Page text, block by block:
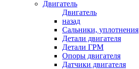
Двигатель
Двигатель
назад
Сальники, уплотнения
Детали двигателя
Детали ГРМ
Опоры двигателя
Датчики двигателя